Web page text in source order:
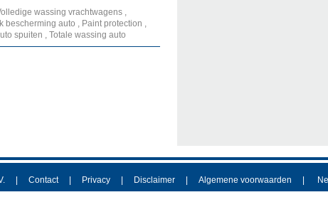
wassing vrachtwagens ,
auto , Paint protection ,
spuiten , Totale wassing auto
Contact Privacy Disclaimer Algemene voorwaarden